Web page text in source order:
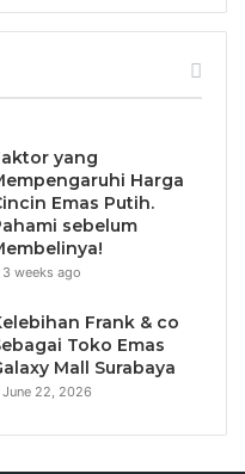
yang
Harga
Emas Putih.
sebelum
3 weeks ago
Frank & co
Toko Emas
Mall Surabaya
June 22, 2026